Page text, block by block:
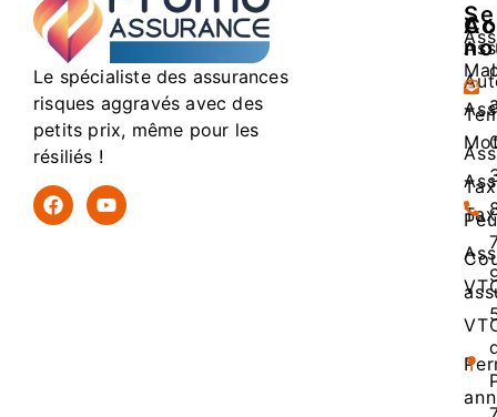
Le spécialiste des assurances
risques aggravés avec des
petits prix, même pour les
résiliés !